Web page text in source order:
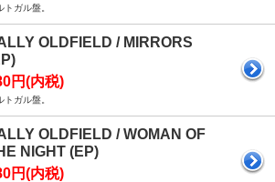
トガル盤。
OLDFIELD / MIRRORS
円(内税)
トガル盤。
OLDFIELD / WOMAN OF
NIGHT (EP)
円(内税)